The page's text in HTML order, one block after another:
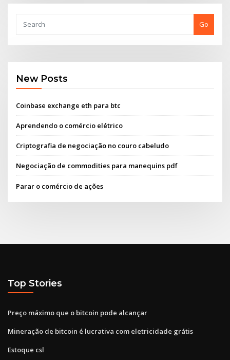
Go
New Posts
Coinbase exchange eth para btc
Aprendendo o comércio elétrico
Criptografia de negociação no couro cabeludo
Negociação de commodities para manequins pdf
Parar o comércio de ações
Top Stories
Preço máximo que o bitcoin pode alcançar
Mineração de bitcoin é lucrativa com eletricidade grátis
Estoque csl